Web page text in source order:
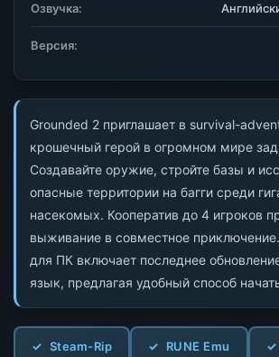
Grounded 2 приглашает в survival-
крошечный герой в огромном мире
Создавайте оружие, стройте базы и
опасные территории на багги среди
насекомых. Кооператив до 4 игроков
выживание в совместное
для ПК включает последнее
язык, предлагая удобный способ
Steam-Rip RUNE Emu
Озвучка:
Версия: